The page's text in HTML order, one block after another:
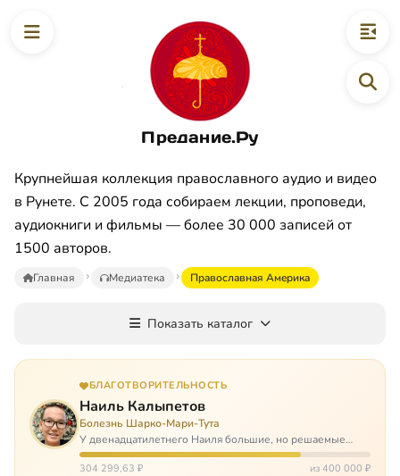
Предание.Ру
Крупнейшая коллекция православного аудио и видео
в Рунете. С 2005 года собираем лекции, проповеди,
аудиокниги и фильмы — более 30 000 записей от
1500 авторов.
Главная Медиатека Пpaвocлaвнaя Aмepикa
Показать каталог
БЛАГОТВОРИТЕЛЬНОСТЬ
Наиль Калыпетов
Болезнь Шарко-Мари-Тута
У двенадцатилетнего Наиля большие, но решаемые
проблемы. Он болен редкой болезнью, которая ставит
перед ним множество непростых задача, угрожая в
304 299,63 ₽ из 400 000 ₽